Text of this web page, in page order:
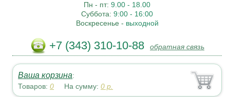
Пн - пт:9.00 - 18.00
Суббота:9:00 - 16:00
Воскресенье - выходной
+7 (343) 310-10-88 обратная связь
Ваша корзина:
Товаров:0 На сумму:0 р.